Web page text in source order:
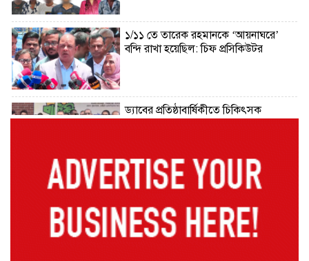
১/১১ তে তারেক রহমানকে ‘আয়নাঘরে’
বন্দি রাখা হয়েছিল: চিফ প্রসিকিউটর
ড্যাবের প্রতিষ্ঠাবার্ষিকীতে চিকিৎসক
১৭ বছর চাকরির পর স্থায়ীকরণের দুশ্চিন্তায়